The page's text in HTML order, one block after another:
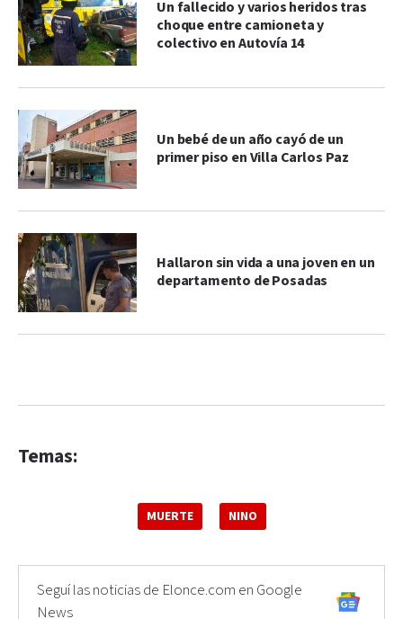
Un fallecido y varios heridos tras
choque entre camioneta y
colectivo en Autovía 14
Un bebé de un año cayó de un
primer piso en Villa Carlos Paz
Hallaron sin vida a una joven en un
departamento de Posadas
Temas:
MUERTE NINO
Seguí las noticias de Elonce.com en Google
News